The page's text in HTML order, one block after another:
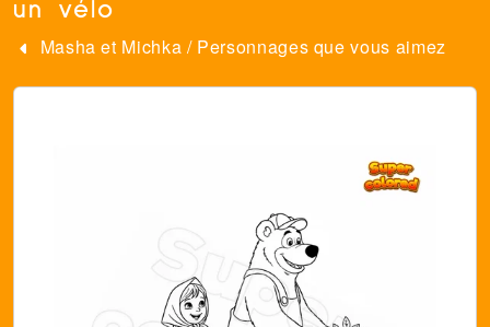
un vélo
Masha et Michka / Personnages que vous aimez